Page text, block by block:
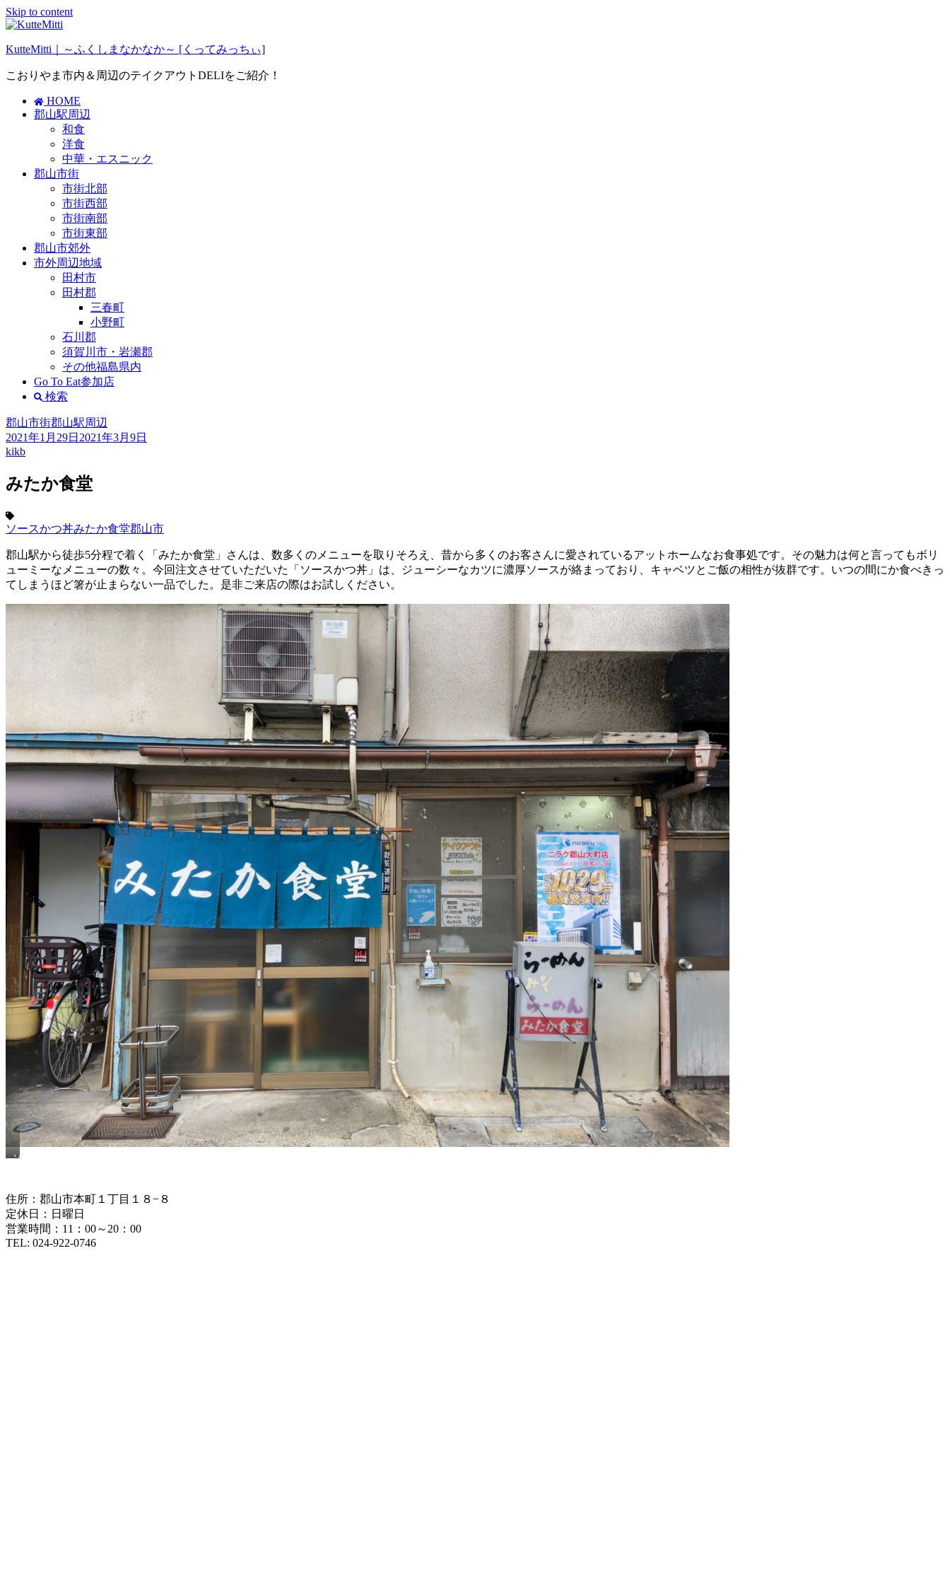
Skip to content
KutteMitti｜～ふくしまなかなか～ [くってみっちぃ]
こおりやま市内＆周辺のテイクアウトDELIをご紹介！
HOME
郡山駅周辺
和食
洋食
中華・エスニック
郡山市街
市街北部
市街西部
市街南部
市街東部
郡山市郊外
市外周辺地域
田村市
田村郡
三春町
小野町
石川郡
須賀川市・岩瀬郡
その他福島県内
Go To Eat参加店
検索
郡山市街郡山駅周辺
2021年1月29日 2021年3月9日
kikb
みたか食堂
ソースかつ丼みたか食堂郡山市
郡山駅から徒歩5分程で着く「みたか食堂」さんは、数多くのメニューを取りそろえ、昔から多くのお客さんに愛されているアットホームなお食事処です。その魅力は何と言ってもボリ
ューミーなメニューの数々。今回注文させていただいた「ソースかつ丼」は、ジューシーなカツに濃厚ソースが絡まっており、キャベツとご飯の相性が抜群です。いつの間にか食べきっ
てしまうほど箸が止まらない一品でした。是非ご来店の際はお試しください。
ソ
か
つ
丼
1,000
円
住所：郡山市本町１丁目１８−８
定休日：日曜日
営業時間：11：00～20：00
TEL: 024-922-0746